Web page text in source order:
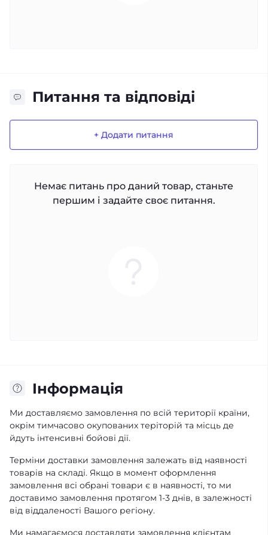
Питання та відповіді
+ Додати питання
Немає питань про даний товар, станьте
першим і задайте своє питання.
Iнформація
Ми доставляємо замовлення по всій території країни,
окрім тимчасово окупованих теріторій та місць де
йдуть інтенсивні бойові дії.
Терміни доставки замовлення залежать від наявності
товарів на складі. Якщо в момент оформлення
замовлення всі обрані товари є в наявності, то ми
доставимо замовлення протягом 1-3 днів, в залежності
від віддаленості Вашого регіону.
Ми намагаємося доставляти замовлення клієнтам